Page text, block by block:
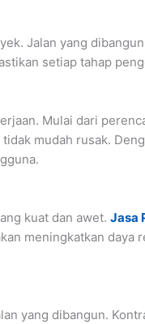
Jalan yang
setiap tahap
Mulai dari
mudah rusak.
kuat dan awet. Jasa
meningkatkan daya
yang dibangun.